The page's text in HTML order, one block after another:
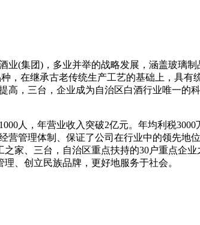
(集团)，多业并举的战略发展，涵盖玻璃
，在继承古老传统生产工艺的基础上，具有
，三台，企业成为自治区白酒行业唯一的
人，年营业收入突破2亿元。年均利税
管理体制、保证了公司在行业中的领先地
家、三台，自治区重点扶持的30户重点企
、创立民族品牌，更好地服务于社会。